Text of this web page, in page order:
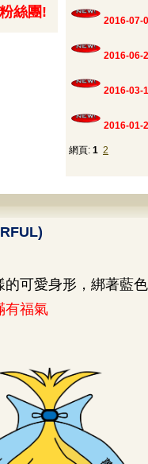
絲團!
2016-07-
2016-06-
2016-03-
2016-01-
網頁: 1 2
的可愛身形，綁著藍
有福氣